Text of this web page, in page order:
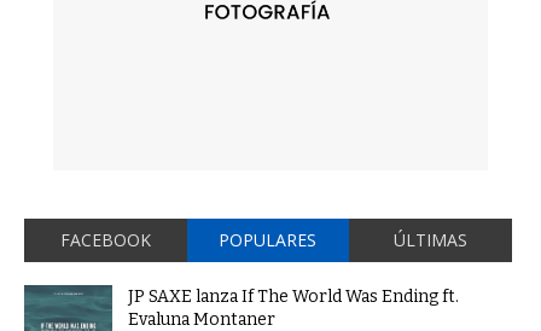
FACEBOOK POPULARES ÚLTIMAS
JP SAXE lanza If The World Was Ending ft.
Evaluna Montaner